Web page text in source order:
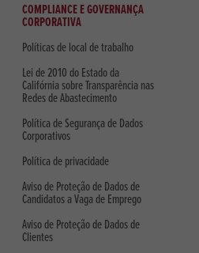
COMPLIANCE E GOVERNANÇA
CORPORATIVA
Políticas de local de trabalho
Lei de 2010 do Estado da
Califórnia sobre Transparência nas
Redes de Abastecimento
Política de Segurança de Dados
Corporativos
Política de privacidade
Aviso de Proteção de Dados de
Candidatos a Vaga de Emprego
Aviso de Proteção de Dados de
Clientes